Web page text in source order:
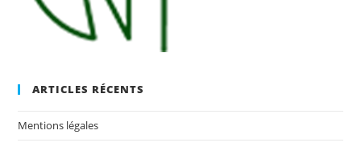
ARTICLES RÉCENTS
Mentions légales